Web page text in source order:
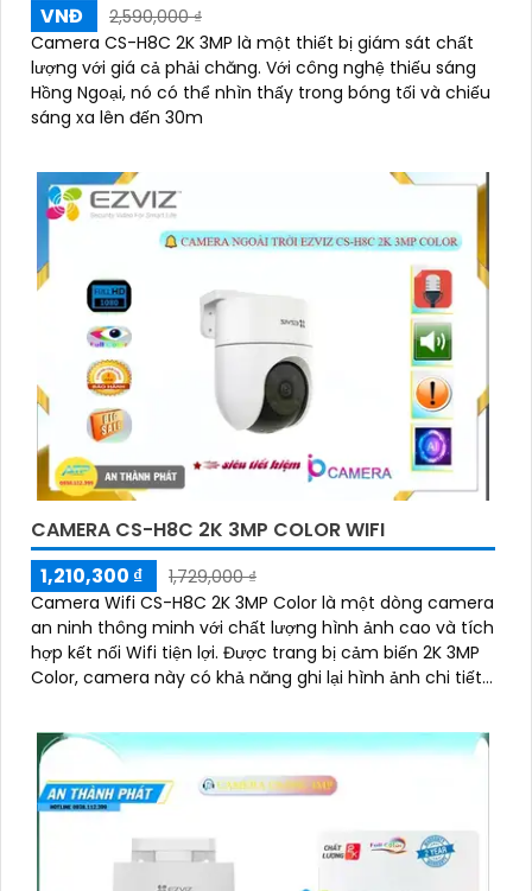
VNĐ
2,590,000 ₫
Camera CS-H8C 2K 3MP là một thiết bị giám sát chất
lượng với giá cả phải chăng. Với công nghệ thiếu sáng
Hồng Ngoại, nó có thể nhìn thấy trong bóng tối và chiếu
sáng xa lên đến 30m
CAMERA CS-H8C 2K 3MP COLOR WIFI
1,210,300 ₫
1,729,000 ₫
Camera Wifi CS-H8C 2K 3MP Color là một dòng camera
an ninh thông minh với chất lượng hình ảnh cao và tích
hợp kết nối Wifi tiện lợi. Được trang bị cảm biến 2K 3MP
Color, camera này có khả năng ghi lại hình ảnh chi tiết